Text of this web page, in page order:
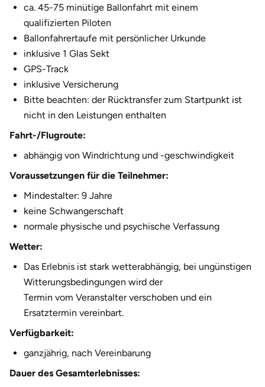
ca. 45-75 minütige Ballonfahrt mit einem
qualifizierten Piloten
Ballonfahrertaufe mit persönlicher Urkunde
inklusive 1 Glas Sekt
GPS-Track
inklusive Versicherung
Bitte beachten: der Rücktransfer zum Startpunkt ist
nicht in den Leistungen enthalten
Fahrt-/Flugroute:
abhängig von Windrichtung und -geschwindigkeit
Voraussetzungen für die Teilnehmer:
Mindestalter: 9 Jahre
keine Schwangerschaft
normale physische und psychische Verfassung
Wetter:
Das Erlebnis ist stark wetterabhängig, bei ungünstigen
Witterungsbedingungen wird der
Termin vom Veranstalter verschoben und ein
Ersatztermin vereinbart.
Verfügbarkeit:
ganzjährig, nach Vereinbarung
Dauer des Gesamterlebnisses: